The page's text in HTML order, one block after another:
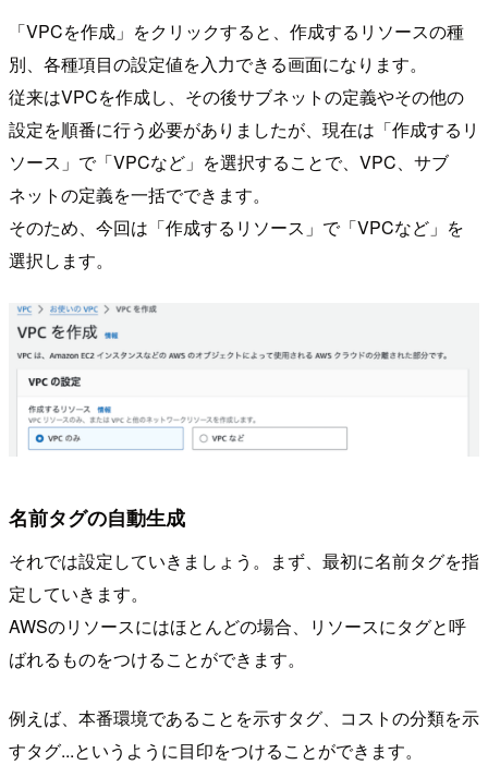
「VPCを作成」をクリックすると、作成するリソースの種
別、各種項目の設定値を入力できる画面になります。
従来はVPCを作成し、その後サブネットの定義やその他の
設定を順番に行う必要がありましたが、現在は「作成するリ
ソース」で「VPCなど」を選択することで、VPC、サブ
ネットの定義を一括でできます。
そのため、今回は「作成するリソース」で「VPCなど」を
選択します。
名前タグの自動生成
それでは設定していきましょう。まず、最初に名前タグを指
定していきます。
AWSのリソースにはほとんどの場合、リソースにタグと呼
ばれるものをつけることができます。
例えば、本番環境であることを示すタグ、コストの分類を示
すタグ...というように目印をつけることができます。